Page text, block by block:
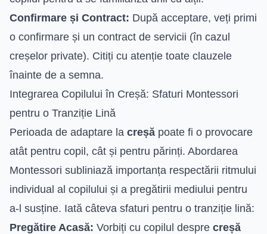
Confirmare și Contract: După acceptare, veți primi
o confirmare și un contract de servicii (în cazul
creșelor private). Citiți cu atenție toate clauzele
înainte de a semna.
Integrarea Copilului în Creșă: Sfaturi Montessori
pentru o Tranziție Lină
Perioada de adaptare la creșă poate fi o provocare
atât pentru copil, cât și pentru părinți. Abordarea
Montessori subliniază importanța respectării ritmului
individual al copilului și a pregătirii mediului pentru
a-l susține. Iată câteva sfaturi pentru o tranziție lină:
Pregătire Acasă: Vorbiți cu copilul despre creșă